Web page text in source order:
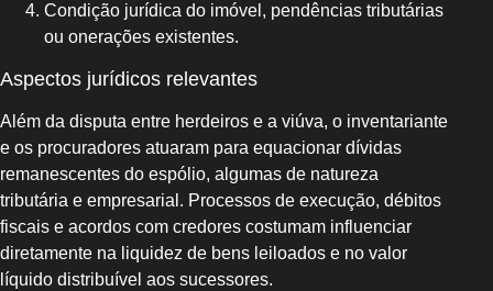
Condição jurídica do imóvel, pendências tributárias
ou onerações existentes.
Aspectos jurídicos relevantes
Além da disputa entre herdeiros e a viúva, o inventariante
e os procuradores atuaram para equacionar dívidas
remanescentes do espólio, algumas de natureza
tributária e empresarial. Processos de execução, débitos
fiscais e acordos com credores costumam influenciar
diretamente na liquidez de bens leiloados e no valor
líquido distribuível aos sucessores.